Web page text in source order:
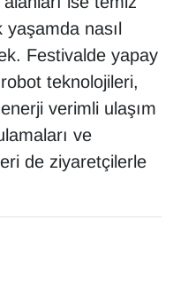
nasıl
Festivalde yapay
teknolojileri,
verimli ulaşım
ve
de ziyaretçilerle